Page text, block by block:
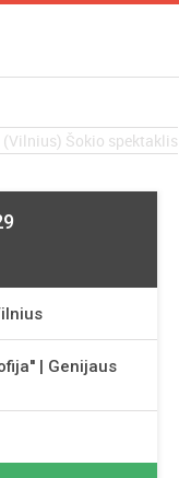
(Vilnius) Šokio spektaklis
| Genijaus